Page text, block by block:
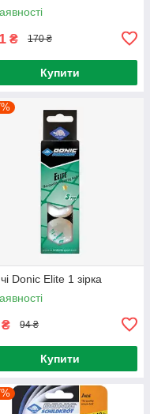
₴ 170 ₴
Купити
Donic Elite 1 зірка
₴ 94 ₴
Купити